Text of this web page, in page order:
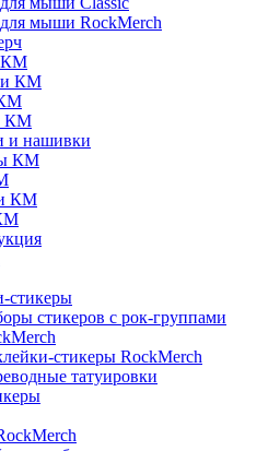
мыши RockMerch
КМ
КМ
КМ
и нашивки
КМ
КМ
стикеры
стикеров с рок-группами
стикеры RockMerch
татуировки